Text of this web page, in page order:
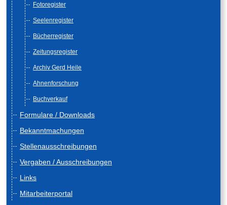
Fotoregister
Seelenregister
Bücherregister
Zeitungsregister
Archiv Gerd Heile
Ahnenforschung
Buchverkauf
Formulare / Downloads
Bekanntmachungen
Stellenausschreibungen
Vergaben / Ausschreibungen
Links
Mitarbeiterportal